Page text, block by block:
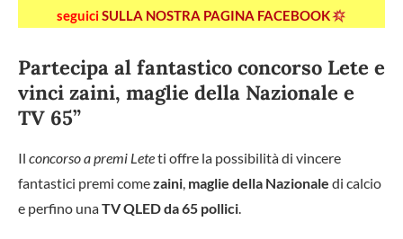
seguiciSULLA NOSTRA PAGINA FACEBOOK
Partecipa al fantastico concorso Lete e
vinci zaini, maglie della Nazionale e
TV 65”
Il concorso a premi Leteti offre la possibilità di vincere
fantastici premi comezaini, maglie della Nazionale di calcio
e perfino unaTV QLED da 65 pollici.